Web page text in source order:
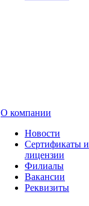
О компании
Новости
Сертификаты и
лицензии
Филиалы
Вакансии
Реквизиты